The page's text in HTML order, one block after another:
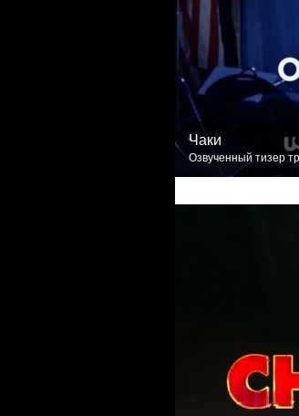
Чаки
Озвученный тизер